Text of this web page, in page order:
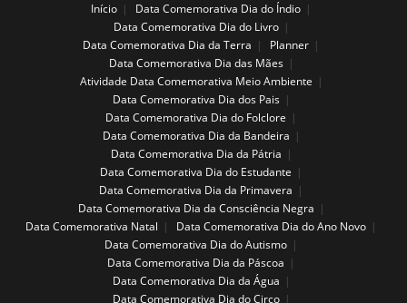
Início
Data Comemorativa Dia do Índio
Data Comemorativa Dia do Livro
Data Comemorativa Dia da Terra
Planner
Data Comemorativa Dia das Mães
Atividade Data Comemorativa Meio Ambiente
Data Comemorativa Dia dos Pais
Data Comemorativa Dia do Folclore
Data Comemorativa Dia da Bandeira
Data Comemorativa Dia da Pátria
Data Comemorativa Dia do Estudante
Data Comemorativa Dia da Primavera
Data Comemorativa Dia da Consciência Negra
Data Comemorativa Natal
Data Comemorativa Dia do Ano Novo
Data Comemorativa Dia do Autismo
Data Comemorativa Dia da Páscoa
Data Comemorativa Dia da Água
Data Comemorativa Dia do Circo